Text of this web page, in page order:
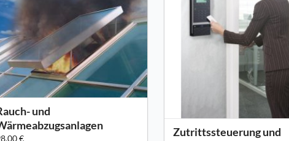
und
€
Zutrittssteuerung und